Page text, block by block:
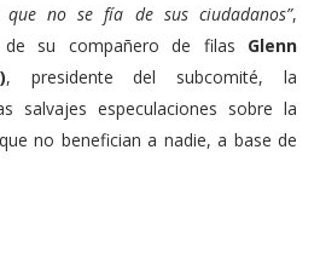
no se fía de sus ciudadanos”,
de su compañero de filas Glenn
, presidente del subcomité, la
salvajes especulaciones sobre la
no benefician a nadie, a base de